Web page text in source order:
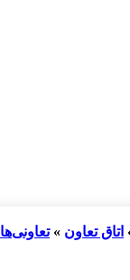
اتاق تعاون »تعاونی‌ها